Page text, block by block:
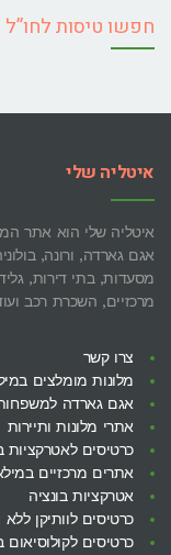
חפשו טיסות לחו”ל
איטליה שלי
איטליה שלי הוא אתר
אגם גארדה, ורונה,
מסעדות, בתי דירות,
מרכזיים, השכרת רכב
צרו קשר
מלונות מומלצים
אגם גארדה
אתרי מלונות ותיירות
כרטיסים לאטרקציות
אתרים מרכזיים
אטרקציות בונציה
כרטיסים לוותיקן ללא
כרטיסים לקולוסיאום